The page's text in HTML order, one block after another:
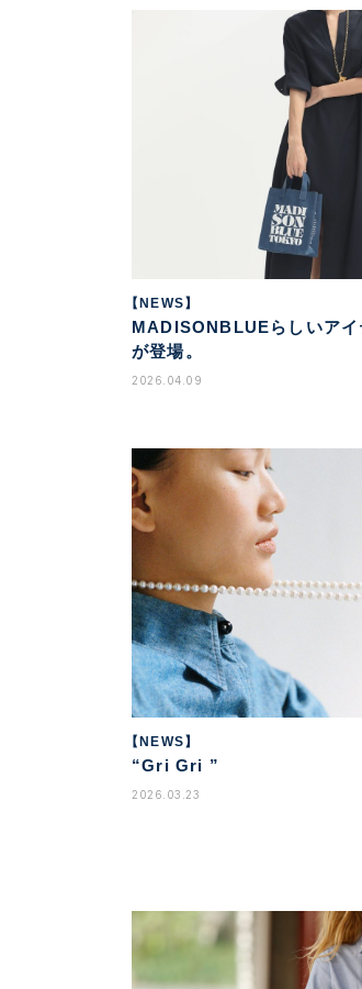
【NEWS】
MADISONBLUEらしいア
が登場。
2026.04.09
【NEWS】
“Gri Gri ”
2026.03.23